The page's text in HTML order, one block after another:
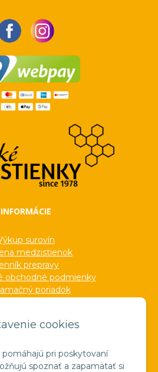
cookies
pri poskytovaní
spoznať a zapamätať si
INFORMÁCIE
surovín
medzistienok
prepravy
obchodné podmienky
poriadok
Formuláre
Ocenenia
Veľkoobchod